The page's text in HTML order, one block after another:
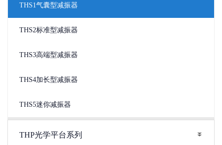
THS1气囊型减振器
THS2标准型减振器
THS3高端型减振器
THS4加长型减振器
THS5迷你减振器
THP光学平台系列